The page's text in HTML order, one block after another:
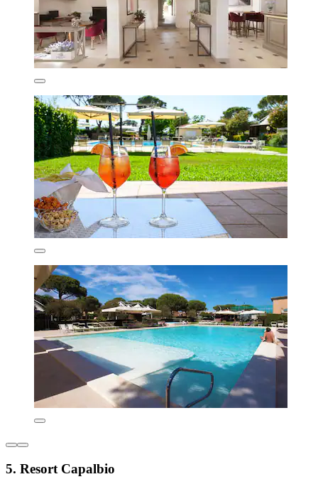
5. Resort Capalbio